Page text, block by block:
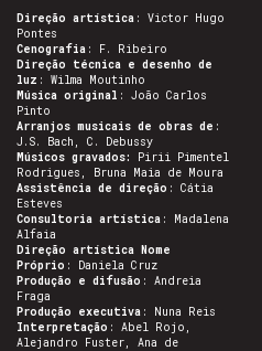
Direção artística : Victor Hugo
Pontes
Cenografia : F. Ribeiro
Direção técnica e desenho de
luz : Wilma Moutinho
Música original : João Carlos
Pinto
Arranjos musicais de obras de :
J.S. Bach, C. Debussy
Músicos gravados: Pirii Pimentel
Rodrigues, Bruna Maia de Moura
Assistência de direção : Cátia
Esteves
Consultoria artística : Madalena
Alfaia
Direção artística Nome
Próprio : Daniela Cruz
Produção e difusão : Andreia
Fraga
Produção executiva : Nuna Reis
Interpretação : Abel Rojo,
Alejandro Fuster, Ana de